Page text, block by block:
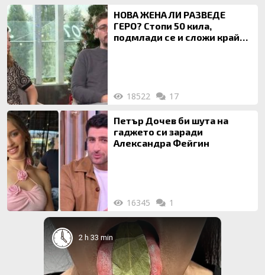
НОВА ЖЕНА ЛИ РАЗВЕДЕ
ГЕРО? Стопи 50 кила,
подмлади се и сложи край
18522 17
Петър Дочев би шута на
гаджето си заради
Александра Фейгин
16345 1
2 h 33 min